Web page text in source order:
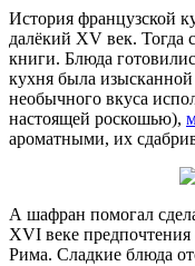
История французской
далёкий XV век. Тогда
книги. Блюда
кухня была
необычного вкуса
настоящей роскошью),
ароматными, их
А шафран помогал
XVI веке
Рима. Сладкие блюда